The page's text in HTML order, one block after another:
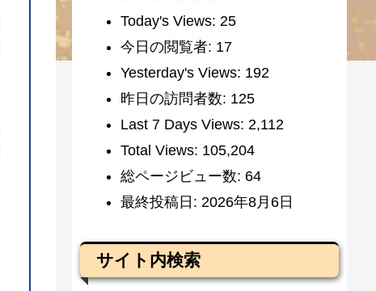
Today's Views: 25
今日の閲覧者: 17
Yesterday's Views: 192
昨日の訪問者数: 125
Last 7 Days Views: 2,112
Total Views: 105,204
総ページビュー数: 64
最終投稿日: 2026年8月6日
サイト内検索